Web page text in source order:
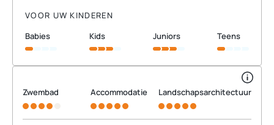
VOOR UW KINDEREN
babies
kids juniors teens
Zwembad Accommodatie Landschapsarchitectuur